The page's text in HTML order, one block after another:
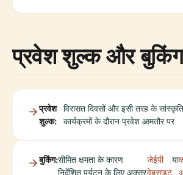
प्रवेश शुल्क और बुकिंग
प्रवेश
शुल्क:
विरासत दिवसों और इसी तरह के
कार्यक्रमों के दौरान प्रवेश आमतौर पर
बुकिंग:सीमित क्षमता के कारण
निर्देशित पर्यटन के लिए अक्सर
जेईपी
वेबसाइट
या